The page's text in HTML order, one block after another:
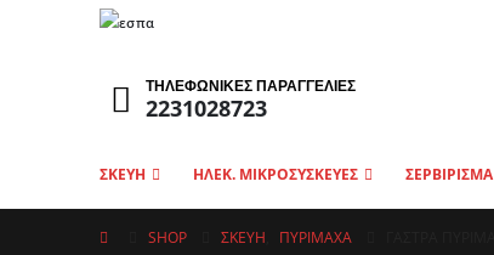
ΤΗΛΕΦΩΝΙΚΕΣ ΠΑΡΑΓΓΕΛΙΕΣ
2231028723
ΣΚΕΥΗ ΗΛΕΚ. ΜΙΚΡΟΣΥΣΚΕΥΕΣ ΣΕΡΒΙΡΙΣΜΑ
SHOP ΣΚΕΥΗ ΠΥΡΊΜΑΧΑ